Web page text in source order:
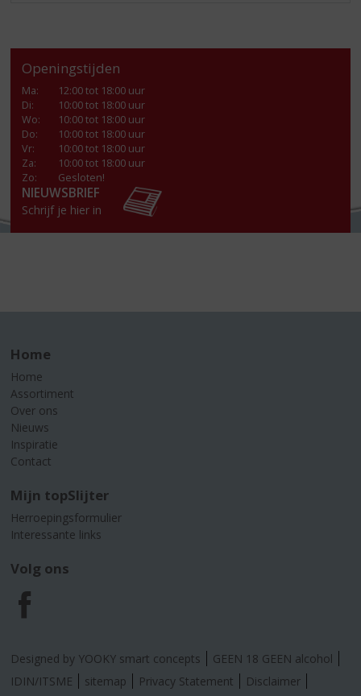
Openingstijden
Ma:
12:00 tot 18:00 uur
Di:
10:00 tot 18:00 uur
Wo:
10:00 tot 18:00 uur
Do:
10:00 tot 18:00 uur
Vr:
10:00 tot 18:00 uur
Za:
10:00 tot 18:00 uur
Zo:
Gesloten!
NIEUWSBRIEF
Schrijf je hier in
Home
Home
Assortiment
Over ons
Nieuws
Inspiratie
Contact
Mijn topSlijter
Herroepingsformulier
Interessante links
Volg ons
F
a
c
Designed by YOOKY smart concepts
GEEN 18 GEEN alcohol
IDIN/ITSME
sitemap Privacy Statement
Disclaimer